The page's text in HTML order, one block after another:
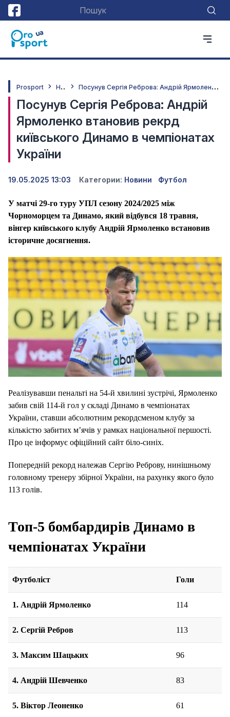
Prosport Н
овини П
осунув Сергія Реброва: Андрій Ярмоленко втановив рекрд київського Динамо в чемпіонатах України
Посунув Сергія Реброва: Андрій
Ярмоленко втановив рекрд
київського Динамо в чемпіонатах
України
19.05.2025 13:03 Категории: Новини Футбол
У матчі 29-го туру УПЛ сезону 2024/2025 між
Чорноморцем та Динамо, який відбувся 18 травня,
вінгер київського клубу Андрій Ярмоленко встановив
історичне досягнення.
Реалізувавши пенальті на 54-й хвилині зустрічі, Ярмоленко
забив свій 114-й гол у складі Динамо в чемпіонатах
України, ставши абсолютним рекордсменом клубу за
кількістю забитих м’ячів у рамках національної першості.
Про це інформує офіційний сайт біло-синіх.
Попередній рекорд належав Сергію Реброву, нинішньому
головному тренеру збірної України, на рахунку якого було
113 голів.
Топ-5 бомбардирів Динамо в
чемпіонатах України
Футболіст Голи
1. Андрій Ярмоленко 114
2. Сергій Ребров 113
3. Максим Шацьких 96
4. Андрій Шевченко 83
5. Віктор Леоненко 61